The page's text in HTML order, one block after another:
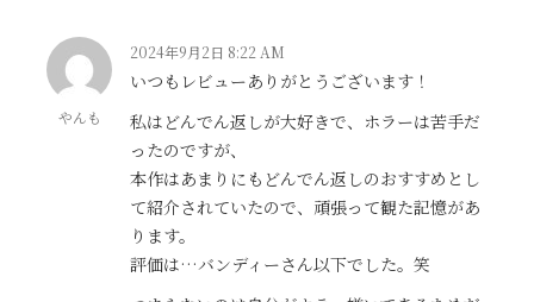
やんも
2024年9月2日 8:22 AM
いつもレビューありがとうございます！
私はどんでん返しが大好きで、ホラーは苦手だ
ったのですが、
本作はあまりにもどんでん返しのおすすめとし
て紹介されていたので、頑張って観た記憶があ
ります。
評価は…バンディーさん以下でした。笑